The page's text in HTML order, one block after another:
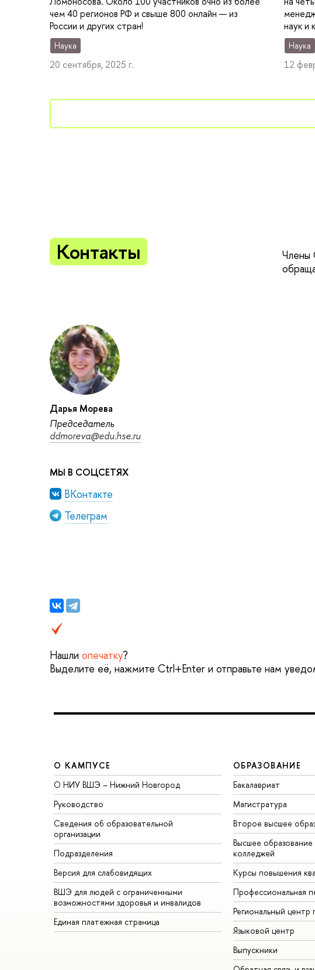
чем 40 регионов РФ и свыше 800 онлайн — из
России и других стран!
Наука
20 сентября, 2025 г.
наук и
Наука
12
Контакты
Члены
Дарья Морева
Председатель
ddmoreva@edu.hse.ru
МЫ В СОЦСЕТЯХ
ВКонтакте
Телеграм
Нашли опечатку?
Выделите её, нажмите Ctrl+Enter и отправьте нам
О КАМПУСЕ
О НИУ ВШЭ – Нижний Новгород
Руководство
Сведения об образовательной
организации
Подразделения
Версия для слабовидящих
ВШЭ для людей с ограниченными
возможностями здоровья и инвалидов
Единая платежная страница
ОБРАЗОВАНИЕ
Бакалавриат
Магистратура
Второе высшее
Высшее
колледжей
Курсы повышения
Профессиональная
Региональный центр
Языковой центр
Выпускники